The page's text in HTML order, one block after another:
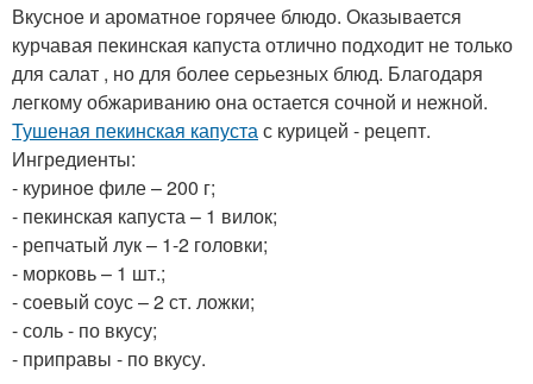
Вкусное и ароматное горячее блюдо. Оказывается
курчавая пекинская капуста отлично подходит не только
для салат , но для более серьезных блюд. Благодаря
легкому обжариванию она остается сочной и нежной.
Тушеная пекинская капустас курицей - рецепт.
Ингредиенты:
- куриное филе – 200 г;
- пекинская капуста – 1 вилок;
- репчатый лук – 1-2 головки;
- морковь – 1 шт.;
- соевый соус – 2 ст. ложки;
- соль - по вкусу;
- приправы - по вкусу.